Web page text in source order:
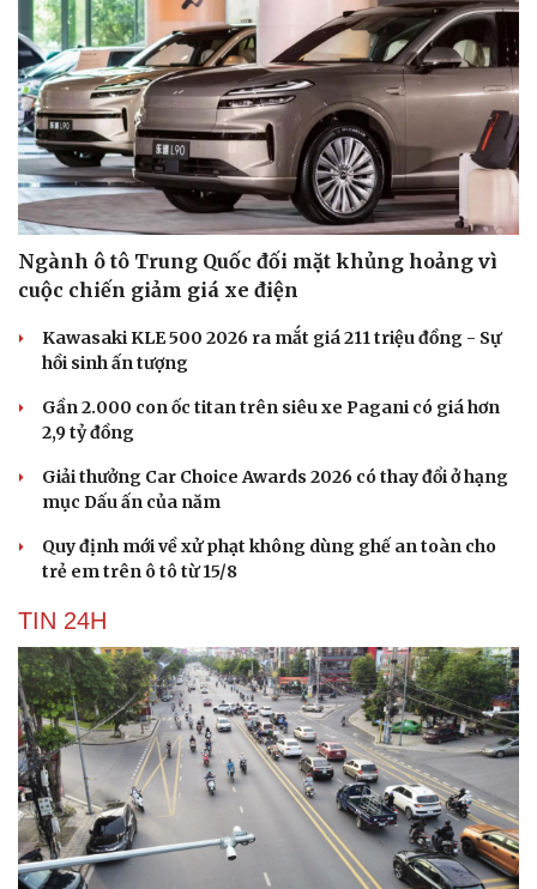
Ngành ô tô Trung Quốc đối mặt khủng hoảng vì
cuộc chiến giảm giá xe điện
Kawasaki KLE 500 2026 ra mắt giá 211 triệu đồng - Sự
hồi sinh ấn tượng
Gần 2.000 con ốc titan trên siêu xe Pagani có giá hơn
2,9 tỷ đồng
Giải thưởng Car Choice Awards 2026 có thay đổi ở hạng
mục Dấu ấn của năm
Quy định mới về xử phạt không dùng ghế an toàn cho
trẻ em trên ô tô từ 15/8
TIN 24H